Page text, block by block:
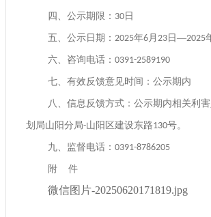
四、公示期限： 30 日
五、公示日期：2025年6月23 日—2025
六、咨询电话：0391-2589190
七、有效反馈意见时间：公示期内
八、信息反馈方式：公示期内相关利
划局山阳分局-山阳区建设东路130号。
九、监督电话：0391-8786205
附 件
微信图片-20250620171819.jpg